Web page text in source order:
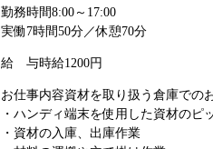
勤務時間8:00～17:00
実働7時間50分／休憩70分
給 与時給1200円
お仕事内容資材を取り扱う倉庫での
・ハンディ端末を使用した資材のピ
・資材の入庫、出庫作業